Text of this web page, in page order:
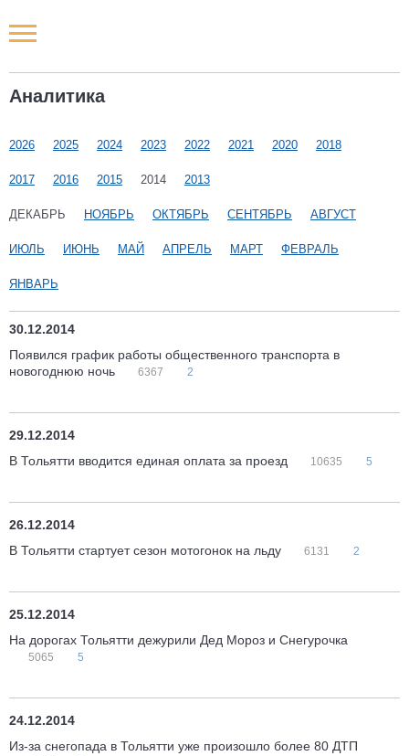
Аналитика
2026 2025 2024 2023 2022 2021 2020 2018
2017 2016 2015 2014 2013
ДЕКАБРЬ НОЯБРЬ ОКТЯБРЬ СЕНТЯБРЬ АВГУСТ
ИЮЛЬ ИЮНЬ МАЙ АПРЕЛЬ МАРТ ФЕВРАЛЬ
ЯНВАРЬ
30.12.2014
Появился график работы общественного транспорта в
новогоднюю ночь
6367 2
29.12.2014
В Тольятти вводится единая оплата за проезд
10635 5
26.12.2014
В Тольятти стартует сезон мотогонок на льду
6131 2
25.12.2014
На дорогах Тольятти дежурили Дед Мороз и Снегурочка
5065 5
24.12.2014
Из-за снегопада в Тольятти уже произошло более 80 ДТП
Новости РФ
Наши мероприятия
Статьи